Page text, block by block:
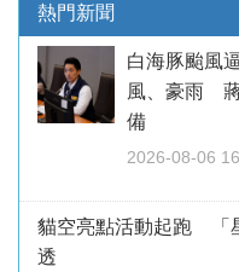
熱門新聞
白海豚颱風
風、豪雨
備
2026-08-06
貓空亮點活動起跑 「
透